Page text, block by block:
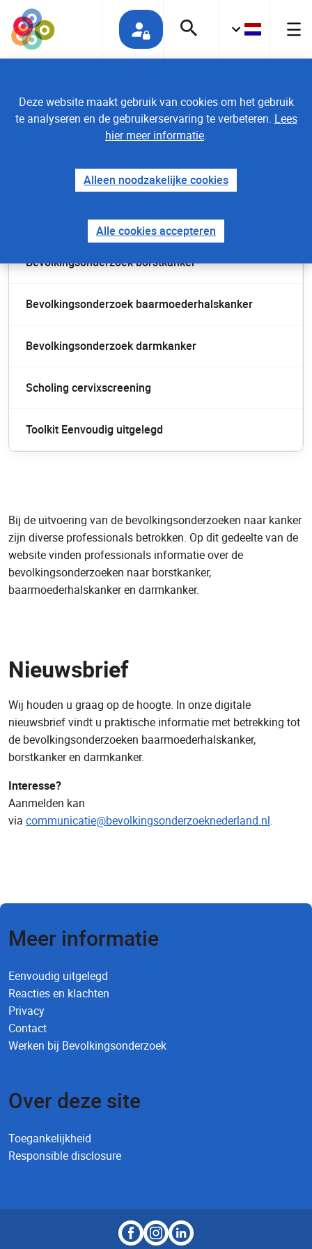
Deze website maakt gebruik van cookies om het gebruik
te analyseren en de gebruikerservaring te verbeteren. Lees
hier meer informatie.
Alleen noodzakelijke cookies
Alle cookies accepteren
Bevolkingsonderzoek borstkanker
Bevolkingsonderzoek baarmoederhalskanker
Bevolkingsonderzoek darmkanker
Scholing cervixscreening
Toolkit Eenvoudig uitgelegd
Bij de uitvoering van de bevolkingsonderzoeken naar kanker
zijn diverse professionals betrokken. Op dit gedeelte van de
website vinden professionals informatie over de
bevolkingsonderzoeken naar borstkanker,
baarmoederhalskanker en darmkanker.
Nieuwsbrief
Wij houden u graag op de hoogte. In onze digitale
nieuwsbrief vindt u praktische informatie met betrekking tot
de bevolkingsonderzoeken baarmoederhalskanker,
borstkanker en darmkanker.
Interesse?
Aanmelden kan
via communicatie@bevolkingsonderzoeknederland.nl.
Meer informatie
Eenvoudig uitgelegd
Reacties en klachten
Privacy
Contact
Werken bij Bevolkingsonderzoek
Over deze site
Toegankelijkheid
Responsible disclosure